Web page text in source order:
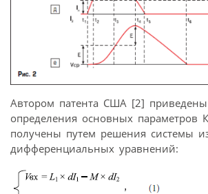
Автором патента США [2]
определения основных параметров
получены путем решения системы
дифференциальных уравнений: